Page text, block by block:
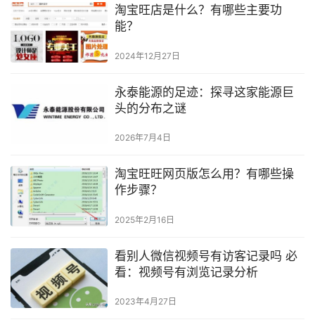
淘宝旺店是什么？有哪些主要功
能？
2024年12月27日
永泰能源的足迹：探寻这家能源巨
头的分布之谜
2026年7月4日
淘宝旺旺网页版怎么用？有哪些操
作步骤？
2025年2月16日
看别人微信视频号有访客记录吗 必
看：视频号有浏览记录分析
2023年4月27日